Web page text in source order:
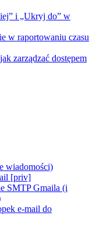
i „Ukryj do” w
w raportowaniu czasu
zarządzać dostępem
wiadomości)
[priv]
SMTP Gmaila (i
e-mail do